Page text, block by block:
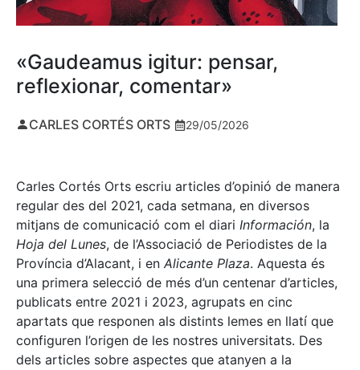
«Gaudeamus igitur: pensar,
reflexionar, comentar»
CARLES CORTÉS ORTS 29/05/2026
Carles Cortés Orts escriu articles d’opinió de manera
regular des del 2021, cada setmana, en diversos
mitjans de comunicació com el diari Información, la
Hoja del Lunes, de l’Associació de Periodistes de la
Província d’Alacant, i en Alicante Plaza. Aquesta és
una primera selecció de més d’un centenar d’articles,
publicats entre 2021 i 2023, agrupats en cinc
apartats que responen als distints lemes en llatí que
configuren l’origen de les nostres universitats. Des
dels articles sobre aspectes que atanyen a la